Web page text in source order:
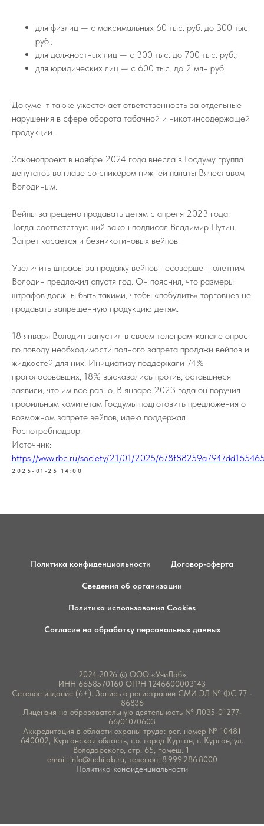
для физлиц — с максимальных 60 тыс. руб. до 300 тыс.
руб.;
для должностных лиц — с 300 тыс. до 700 тыс. руб.;
для юридических лиц — с 600 тыс. до 2 млн руб.
Документ также ужесточает ответственность за отдельные
нарушения в сфере оборота табачной и никотинсодержащей
продукции.
Законопроект в ноябре 2024 года внесла в Госдуму группа
депутатов во главе со спикером нижней палаты Вячеславом
Володиным.
Вейпы запрещено продавать детям с апреля 2023 года.
Тогда соответствующий закон подписал Владимир Путин.
Запрет касается и безникотиновых вейпов.
Увеличить штрафы за продажу вейпов несовершеннолетним
Володин предложил спустя год. Он пояснил, что размеры
штрафов должны быть такими, чтобы «побудить» торговцев не
продавать запрещенную продукцию детям.
18 января Володин запустил в своем телеграм-канале опрос
по поводу необходимости полного запрета продажи вейпов и
жидкостей для них. Инициативу поддержали 74%
проголосовавших, 18% высказались против, оставшиеся
заявили, что им все равно. В январе 2023 года он поручил
профильным комитетам Госдумы подготовить предложения о
возможном запрете вейпов, идею поддержал
Роспотребнадзор.
Источник:
https://www.rbc.ru/society/21/01/2025/
2025-01-25 14:00
Политика конфиденциальности Договор-оферта
Сведения об организации
Политика использования Cookies
Согласие на обработку персональных данных
2024-2026 © ООО «УчиЛаб»
ИНН 6658570160 ОГРН 1246600003143
Сетевое издание (6+). Запись о регистрации СМИ ЭЛ № ФС 77 -
86836
Лицензия на образовательную деятельность № Л035-01277-
66/01070603
Аккредитация в области охраны труда: рег. номер № 10481
640002, Курганская область, г.о. город Курган, г. Курган, ул.
Володарского, стр. 65, помещ. 1
email: info@uchilab.ru, телефон: 8 999 286 8000
Политика конфиденциальности